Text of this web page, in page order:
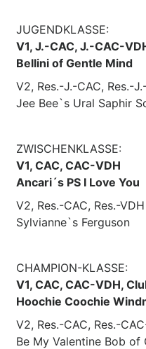
JUGENDKLASSE:
V1, J.-CAC, J.-CAC-
Bellini of Gentle Mind
V2, Res.-J.-CAC, Res.-
Jee Bee`s Ural Saphir
ZWISCHENKLASSE:
V1, CAC, CAC-VDH
Ancari´s PS I Love You
V2, Res.-CAC, Res.-VDH
Sylvianne`s Ferguson
CHAMPION-KLASSE:
V1, CAC, CAC-VDH,
Hoochie Coochie
V2, Res.-CAC, Res.-
Be My Valentine Bob of